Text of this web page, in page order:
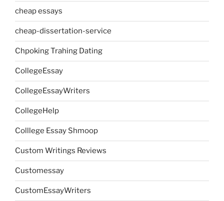
cheap essays
cheap-dissertation-service
Chpoking Trahing Dating
CollegeEssay
CollegeEssayWriters
CollegeHelp
Colllege Essay Shmoop
Custom Writings Reviews
Customessay
CustomEssayWriters